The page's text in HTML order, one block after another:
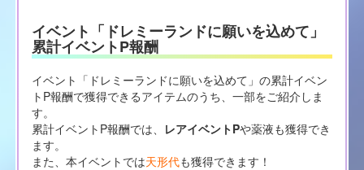
イベント「ドレミーランドに願いを込めて」
累計イベントP報酬
イベント「ドレミーランドに願いを込めて」の累計イベン
トP報酬で獲得できるアイテムのうち、一部をご紹介しま
す。
累計イベントP報酬では、
レアイベントPや薬液も獲得でき
ます。
また、本イベントでは天形代も獲得できます！